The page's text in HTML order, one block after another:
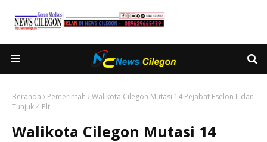
Beranda Pemerintah
Walikota Cilegon Mutasi 14 Pejabat Eselon II dan
Tunjuk 4 Plt
Walikota Cilegon Mutasi 14